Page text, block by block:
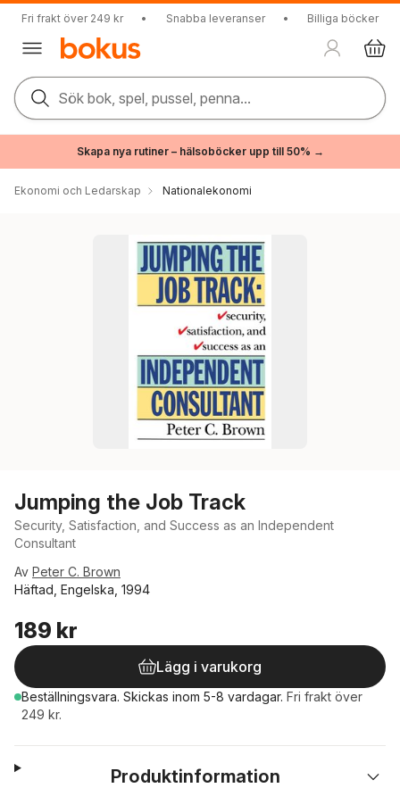
Fri frakt över 249 kr • Snabba leveranser • Billiga böcker
Sök bok, spel, pussel, penna...
Skapa nya rutiner – hälsoböcker upp till 50% →
Ekonomi och Ledarskap Nationalekonomi
Jumping the Job Track
Security, Satisfaction, and Success as an Independent
Consultant
Av Peter C. Brown
Häftad, Engelska, 1994
189 kr
Lägg i varukorg
Beställningsvara. Skickas inom 5-8 vardagar. Fri frakt över
249 kr.
Produktinformation